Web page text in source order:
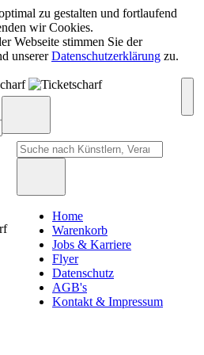
zu gestalten und fortlaufend
wir Cookies.
Webseite stimmen Sie der
unsererDatenschutzerklärung zu.
Home
Warenkorb
Jobs & Karriere
Flyer
Datenschutz
AGB's
Kontakt & Impressum